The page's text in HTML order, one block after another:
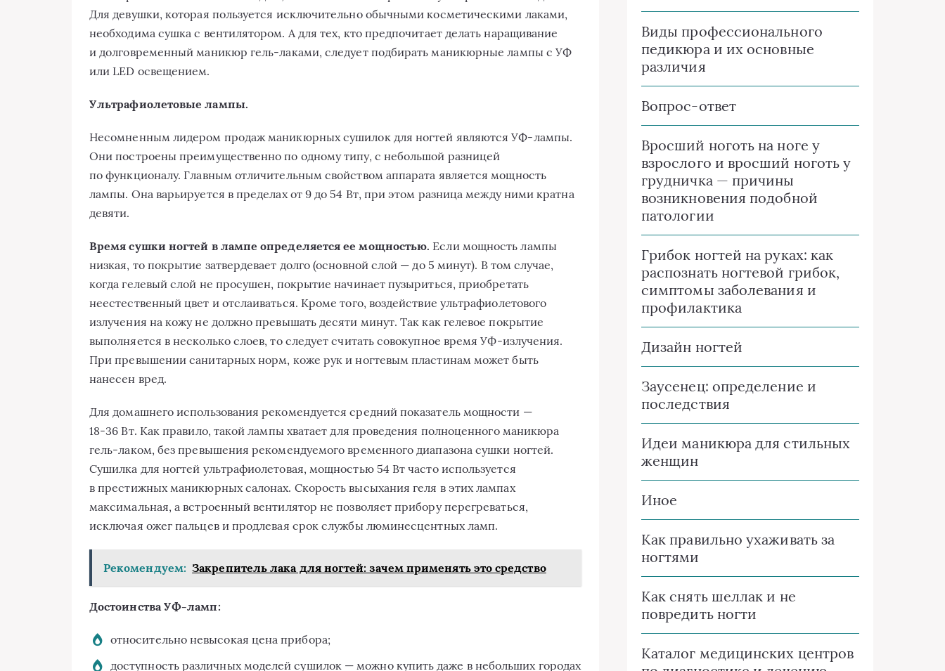
Для девушки, которая пользуется исключительно обычными косметическими лаками,
необходима сушка с вентилятором. А для тех, кто предпочитает делать наращивание
и долговременный маникюр гель-лаками, следует подбирать маникюрные лампы с УФ
или LED освещением.
Ультрафиолетовые лампы.
Несомненным лидером продаж маникюрных сушилок для ногтей являются УФ-лампы.
Они построены преимущественно по одному типу, с небольшой разницей
по функционалу. Главным отличительным свойством аппарата является мощность
лампы. Она варьируется в пределах от 9 до 54 Вт, при этом разница между ними кратна
девяти.
Время сушки ногтей в лампе определяется ее мощностью. Если мощность лампы
низкая, то покрытие затвердевает долго (основной слой — до 5 минут). В том случае,
когда гелевый слой не просушен, покрытие начинает пузыриться, приобретать
неестественный цвет и отслаиваться. Кроме того, воздействие ультрафиолетового
излучения на кожу не должно превышать десяти минут. Так как гелевое покрытие
выполняется в несколько слоев, то следует считать совокупное время УФ-излучения.
При превышении санитарных норм, коже рук и ногтевым пластинам может быть
нанесен вред.
Для домашнего использования рекомендуется средний показатель мощности —
18-36 Вт. Как правило, такой лампы хватает для проведения полноценного маникюра
гель-лаком, без превышения рекомендуемого временного диапазона сушки ногтей.
Сушилка для ногтей ультрафиолетовая, мощностью 54 Вт часто используется
в престижных маникюрных салонах. Скорость высыхания геля в этих лампах
максимальная, а встроенный вентилятор не позволяет прибору перегреваться,
исключая ожег пальцев и продлевая срок службы люминесцентных ламп.
Рекомендуем: Закрепитель лака для ногтей: зачем применять это средство
Достоинства УФ-ламп:
относительно невысокая цена прибора;
доступность различных моделей сушилок — можно купить даже в небольших городах
Виды профессионального
педикюра и их основные
различия
Вопрос-ответ
Вросший ноготь на ноге у
взрослого и вросший ноготь у
грудничка — причины
возникновения подобной
патологии
Грибок ногтей на руках: как
распознать ногтевой грибок,
симптомы заболевания и
профилактика
Дизайн ногтей
Заусенец: определение и
последствия
Идеи маникюра для стильных
женщин
Иное
Как правильно ухаживать за
ногтями
Как снять шеллак и не
повредить ногти
Каталог медицинских центров